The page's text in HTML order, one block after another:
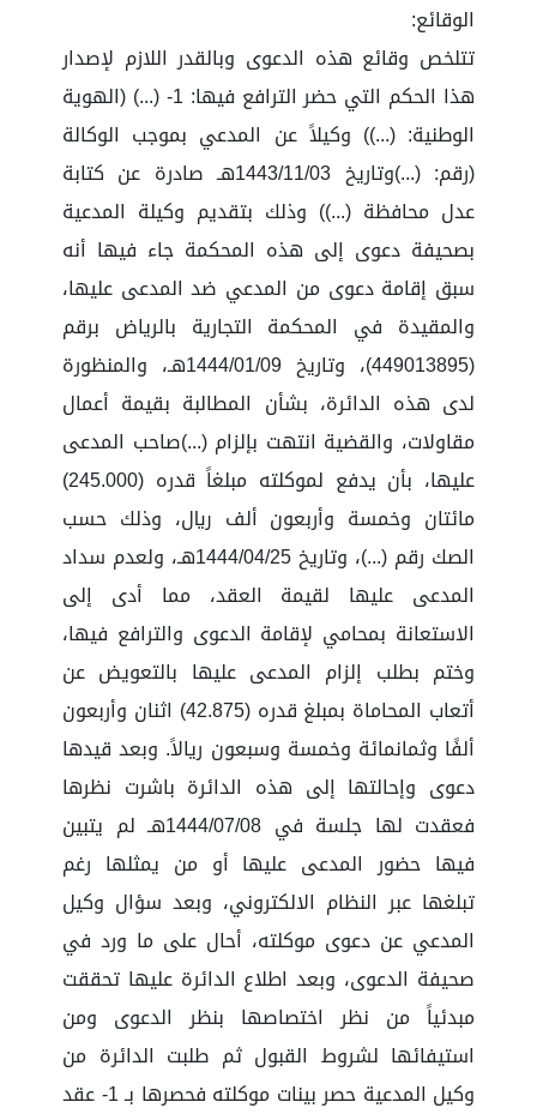
الوقائع:
تتلخص وقائع هذه الدعوى وبالقدر اللازم لإصدار
هذا الحكم التي حضر الترافع فيها: 1- (...) (الهوية
الوطنية: (...)) وكيلاً عن المدعي بموجب الوكالة
(رقم: (...)وتاريخ 1443/11/03هـ صادرة عن كتابة
عدل محافظة (...)) وذلك بتقديم وكيلة المدعية
بصحيفة دعوى إلى هذه المحكمة جاء فيها أنه
سبق إقامة دعوى من المدعي ضد المدعى عليها،
والمقيدة في المحكمة التجارية بالرياض برقم
(449013895)، وتاريخ 1444/01/09هـ، والمنظورة
لدى هذه الدائرة، بشأن المطالبة بقيمة أعمال
مقاولات، والقضية انتهت بإلزام (...)صاحب المدعى
عليها، بأن يدفع لموكلته مبلغاً قدره (245.000)
مائتان وخمسة وأربعون ألف ريال، وذلك حسب
الصك رقم (...)، وتاريخ 1444/04/25هـ، ولعدم سداد
المدعى عليها لقيمة العقد، مما أدى إلى
الاستعانة بمحامي لإقامة الدعوى والترافع فيها،
وختم بطلب إلزام المدعى عليها بالتعويض عن
أتعاب المحاماة بمبلغ قدره (42.875) اثنان وأربعون
ألفًا وثمانمائة وخمسة وسبعون ريالاً. وبعد قيدها
دعوى وإحالتها إلى هذه الدائرة باشرت نظرها
فعقدت لها جلسة في 1444/07/08هـ لم يتبين
فيها حضور المدعى عليها أو من يمثلها رغم
تبلغها عبر النظام الالكتروني، وبعد سؤال وكيل
المدعي عن دعوى موكلته، أحال على ما ورد في
صحيفة الدعوى، وبعد اطلاع الدائرة عليها تحققت
مبدئياً من نظر اختصاصها بنظر الدعوى ومن
استيفائها لشروط القبول ثم طلبت الدائرة من
وكيل المدعية حصر بينات موكلته فحصرها بـ 1- عقد